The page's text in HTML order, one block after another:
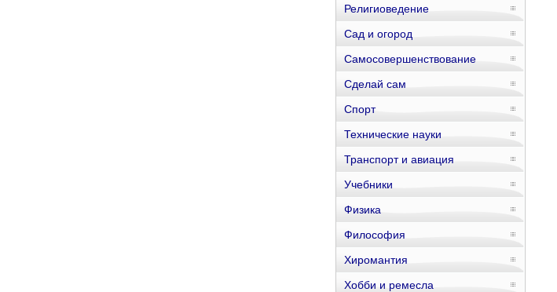
Религиоведение
Сад и огород
Самосовершенствование
Сделай сам
Спорт
Технические науки
Транспорт и авиация
Учебники
Физика
Философия
Хиромантия
Хобби и ремесла